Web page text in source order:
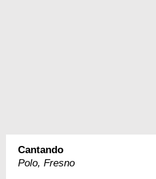
Cantando
Polo, Fresno